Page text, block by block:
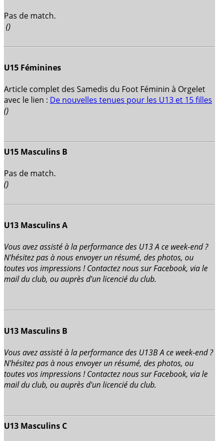
Pas de match.
()
U15 Féminines
Article complet des Samedis du Foot Féminin à Orgelet
avec le lien : De nouvelles tenues pour les U13 et 15 filles
()
U15 Masculins B
Pas de match.
()
U13 Masculins A
Vous avez assisté à la performance des U13 A ce week-end ?
N'hésitez pas à nous envoyer un résumé, des photos, ou
toutes vos impressions ! Contactez nous sur Facebook, via le
mail du club, ou auprès d'un licencié du club.
U13 Masculins B
Vous avez assisté à la performance des U13B A ce week-end ?
N'hésitez pas à nous envoyer un résumé, des photos, ou
toutes vos impressions ! Contactez nous sur Facebook, via le
mail du club, ou auprès d'un licencié du club.
U13 Masculins C